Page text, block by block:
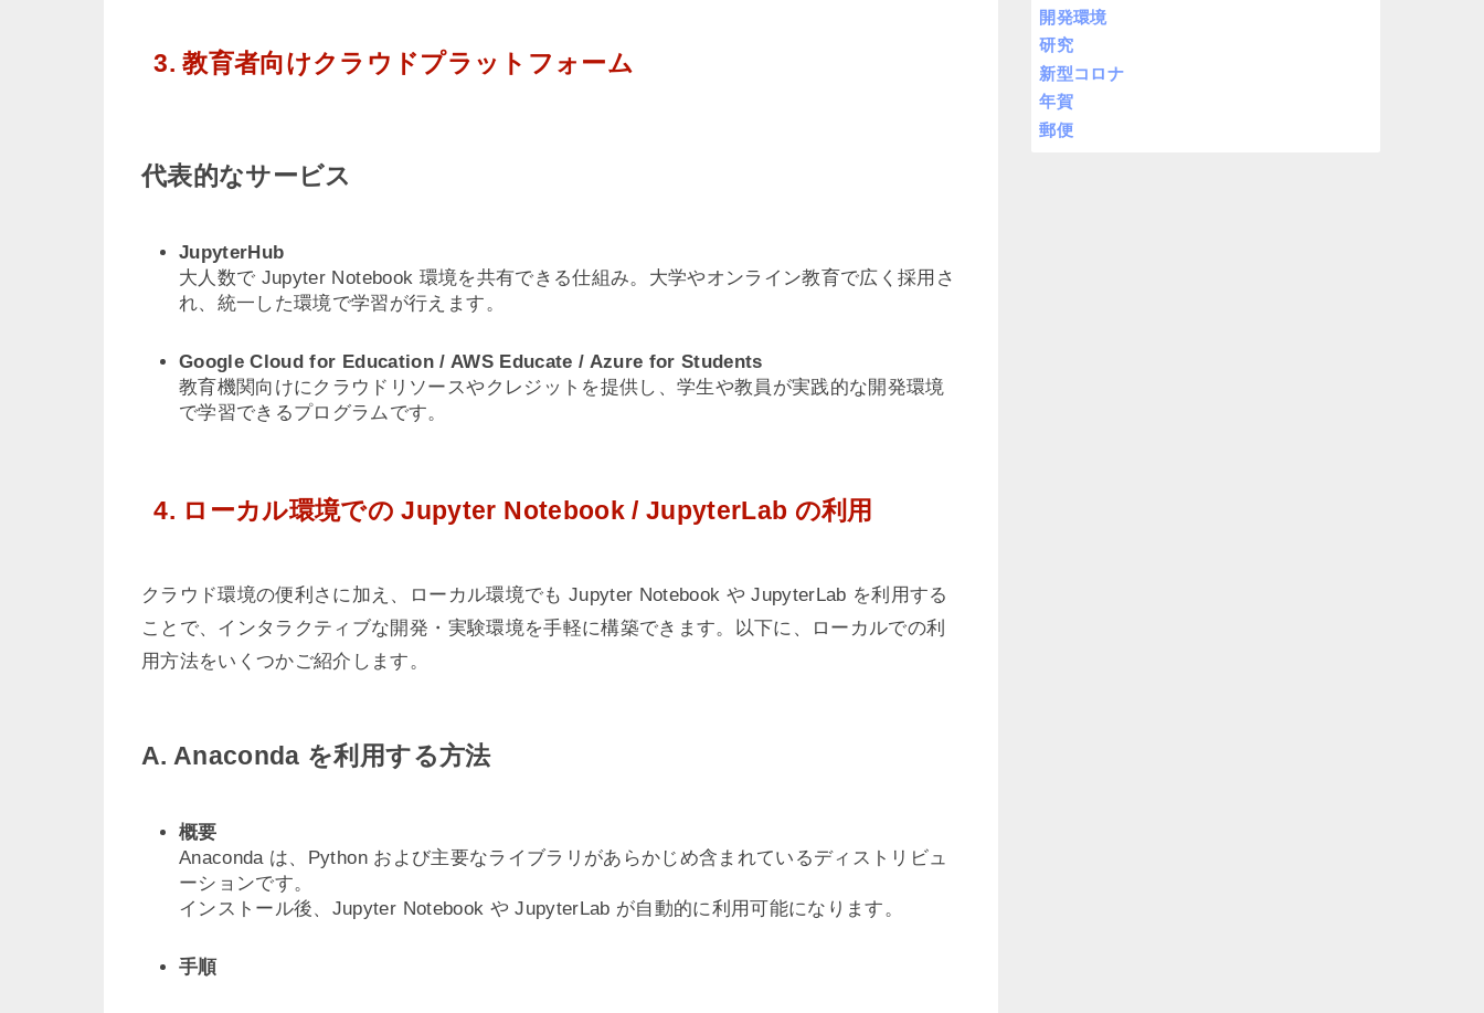
3. 教育者向けクラウドプラットフォーム
代表的なサービス
JupyterHub
大人数で Jupyter Notebook 環境を共有できる仕組み。大学やオンライン教育で広く採用さ
れ、統一した環境で学習が行えます。
Google Cloud for Education / AWS Educate / Azure for Students
教育機関向けにクラウドリソースやクレジットを提供し、学生や教員が実践的な開発環境
で学習できるプログラムです。
4. ローカル環境での Jupyter Notebook / JupyterLab の利用
クラウド環境の便利さに加え、ローカル環境でも Jupyter Notebook や JupyterLab を利用する
ことで、インタラクティブな開発・実験環境を手軽に構築できます。以下に、ローカルでの利
用方法をいくつかご紹介します。
A. Anaconda を利用する方法
概要
Anaconda は、Python および主要なライブラリがあらかじめ含まれているディストリビュ
ーションです。
インストール後、Jupyter Notebook や JupyterLab が自動的に利用可能になります。
手順
開発環境
研究
新型コロナ
年賀
郵便